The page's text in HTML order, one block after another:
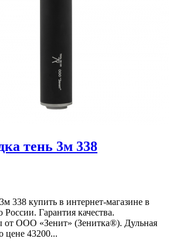
тень 3м 338
338 купить в интернет-магазине в
Гарантия качества.
от ООО «Зенит» (Зенитка®). Дульная
цене 43200...